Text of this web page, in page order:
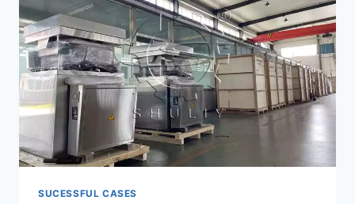
材
チ
ッ
パ
ー
シ
ッ
ー
SUCESSFUL CASES